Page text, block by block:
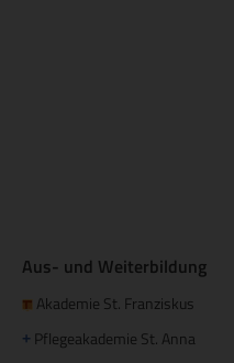
Aus- und Weiterbildung
Akademie St. Franziskus
+ Pflegeakademie St. Anna